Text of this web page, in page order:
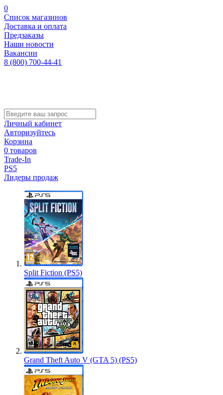
0
Список магазинов
Доставка и оплата
Предзаказы
Наши новости
Вакансии
8 (800) 700-44-41
Личный кабинет
Авторизуйтесь
Корзина
0 товаров
Trade-In
PS5
Лидеры продаж
Split Fiction (PS5)
Grand Theft Auto V (GTA 5) (PS5)